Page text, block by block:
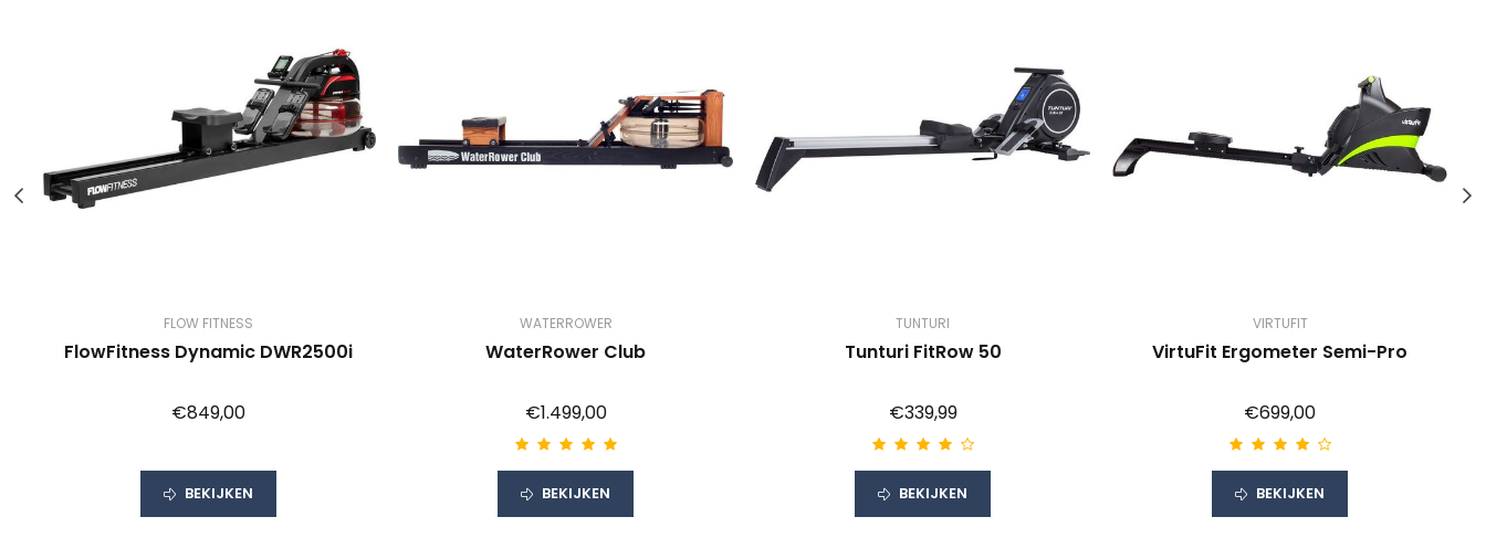
FLOW FITNESS
FlowFitness Dynamic DWR2500i
€849,00
BEKIJKEN
WATERROWER
WaterRower Club
€1.499,00
BEKIJKEN
TUNTURI
Tunturi FitRow 50
€339,99
BEKIJKEN
VIRTUFIT
VirtuFit Ergometer Semi-Pro
€699,00
BEKIJKEN